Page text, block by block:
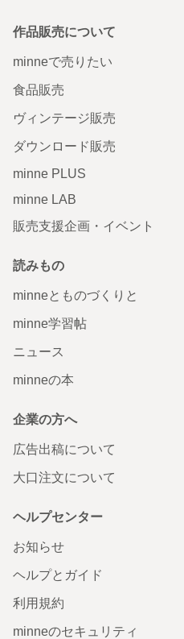
作品販売について
minneで売りたい
食品販売
ヴィンテージ販売
ダウンロード販売
minne PLUS
minne LAB
販売支援企画・イベント
読みもの
minneとものづくりと
minne学習帖
ニュース
minneの本
企業の方へ
広告出稿について
大口注文について
ヘルプセンター
お知らせ
ヘルプとガイド
利用規約
minneのセキュリティ